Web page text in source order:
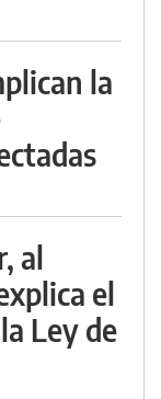
la
al
el
Ley de